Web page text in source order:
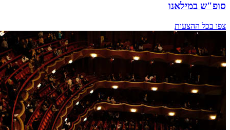
סופ"ש במילאנו
צפו בכל ההצעות